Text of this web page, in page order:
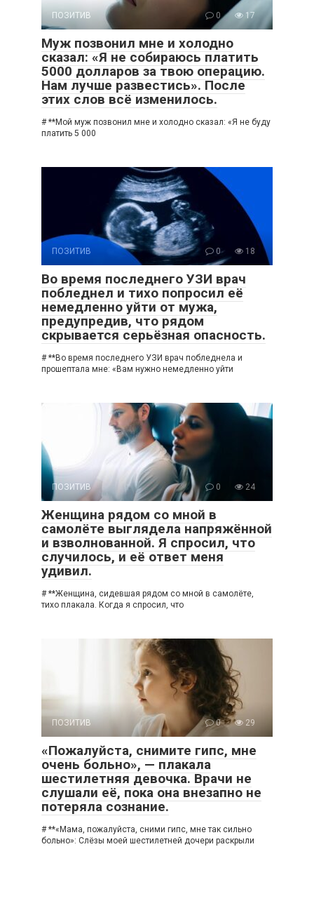
ПОЗИТИВ 0 17
Муж позвонил мне и холодно
сказал: «Я не собираюсь платить
5000 долларов за твою операцию.
Нам лучше развестись». После
этих слов всё изменилось.
# **Мой муж позвонил мне и холодно сказал: «Я не буду
платить 5 000
ПОЗИТИВ 0 18
Во время последнего УЗИ врач
побледнел и тихо попросил её
немедленно уйти от мужа,
предупредив, что рядом
скрывается серьёзная опасность.
# **Во время последнего УЗИ врач побледнела и
прошептала мне: «Вам нужно немедленно уйти
ПОЗИТИВ 0 24
Женщина рядом со мной в
самолёте выглядела напряжённой
и взволнованной. Я спросил, что
случилось, и её ответ меня
удивил.
# **Женщина, сидевшая рядом со мной в самолёте,
тихо плакала. Когда я спросил, что
ПОЗИТИВ 0 29
«Пожалуйста, снимите гипс, мне
очень больно», — плакала
шестилетняя девочка. Врачи не
слушали её, пока она внезапно не
потеряла сознание.
# **«Мама, пожалуйста, сними гипс, мне так сильно
больно»: Слёзы моей шестилетней дочери раскрыли